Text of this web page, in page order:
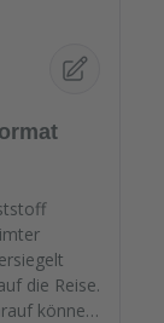
die Reise.
können